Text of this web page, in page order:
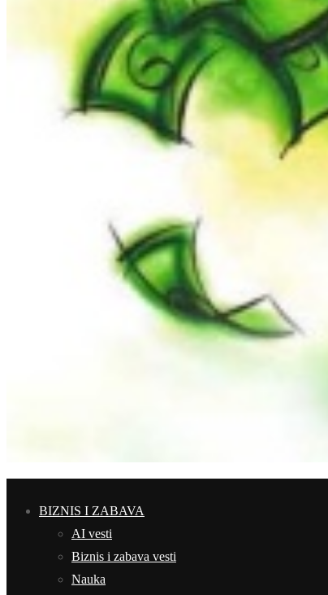
BIZNIS I ZABAVA
AI vesti
Biznis i zabava vesti
Nauka